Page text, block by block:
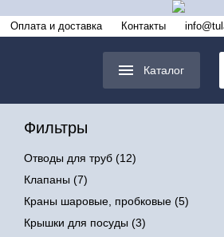
Оплата и доставка Контакты
Каталог
Фильтры
Отводы для труб (12)
Клапаны (7)
Краны шаровые, пробковые (5)
Крышки для посуды (3)